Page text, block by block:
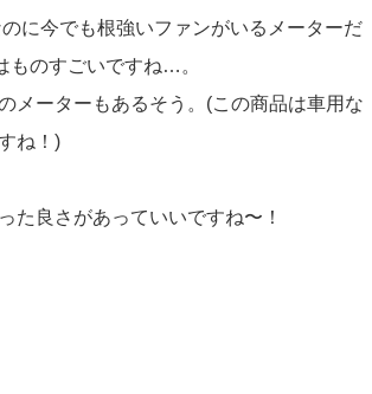
に今でも根強いファンがいるメーターだ
ものすごいですね…。
メーターもあるそう。(この商品は車用な
ね！)
た良さがあっていいですね〜！